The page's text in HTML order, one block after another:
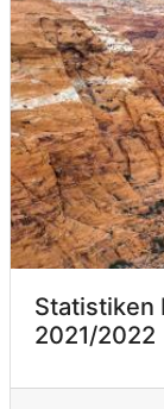
Statistiken
2021/2022